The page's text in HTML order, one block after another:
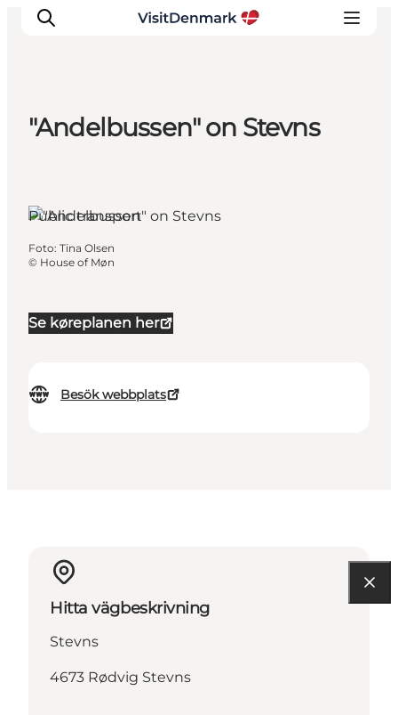
Aktiviteter
Övernatta
Planera resan
"Andelbussen" on Stevns
Se køreplanen her
Besök webbplats
Public transport
Foto: Tina Olsen
© House of Møn
Hitta vägbeskrivning
Stevns
4673 Rødvig Stevns